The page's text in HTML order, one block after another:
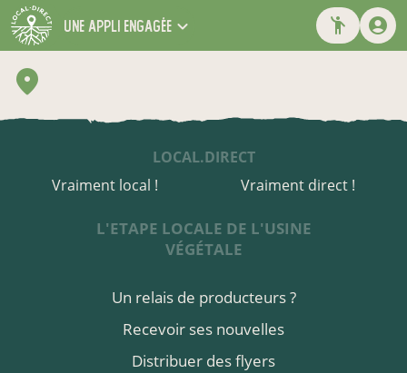
une appli engagée
LOCAL.DIRECT
Vraiment local !
Vraiment direct !
L'ETAPE LOCALE DE L'USINE
VÉGÉTALE
Un relais de producteurs ?
Recevoir ses nouvelles
Distribuer des flyers